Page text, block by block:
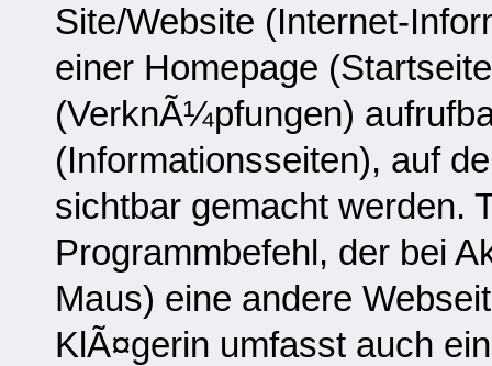
Site/Website (Internet-
einer Homepage
(VerknÃ¼pfungen)
(Informationsseiten), auf
sichtbar gemacht werden.
Programmbefehl, der bei
Maus) eine andere
KlÃ¤gerin umfasst auch